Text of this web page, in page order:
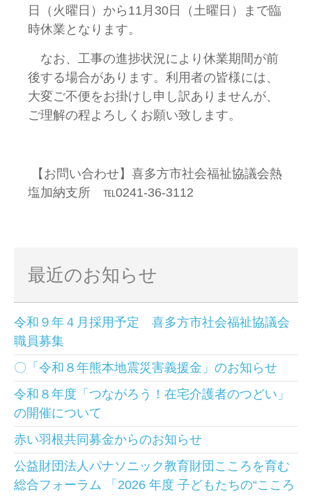
日（火曜日）から11月30日（土曜日）まで臨
時休業となります。
なお、工事の進捗状況により休業期間が前
後する場合があります。利用者の皆様には、
大変ご不便をお掛けし申し訳ありませんが、
ご理解の程よろしくお願い致します。
【お問い合わせ】喜多方市社会福祉協議会熱
塩加納支所 ℡0241-36-3112
最近のお知らせ
令和９年４月採用予定 喜多方市社会福祉協議会
職員募集
〇「令和８年熊本地震災害義援金」のお知らせ
令和８年度「つながろう！在宅介護者のつどい」
の開催について
赤い羽根共同募金からのお知らせ
公益財団法人パナソニック教育財団こころを育む
総合フォーラム 「2026 年度 子どもたちの“こころ